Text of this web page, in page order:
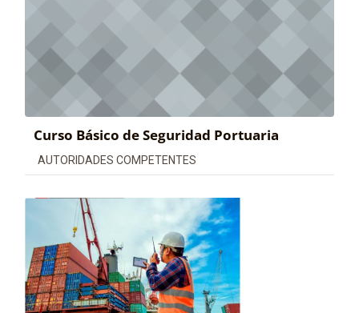
Curso Básico de Seguridad Portuaria
Categoría de cursos
AUTORIDADES COMPETENTES